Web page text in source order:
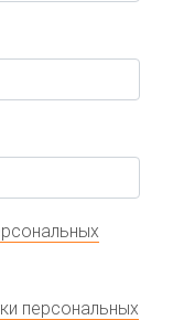
персональных